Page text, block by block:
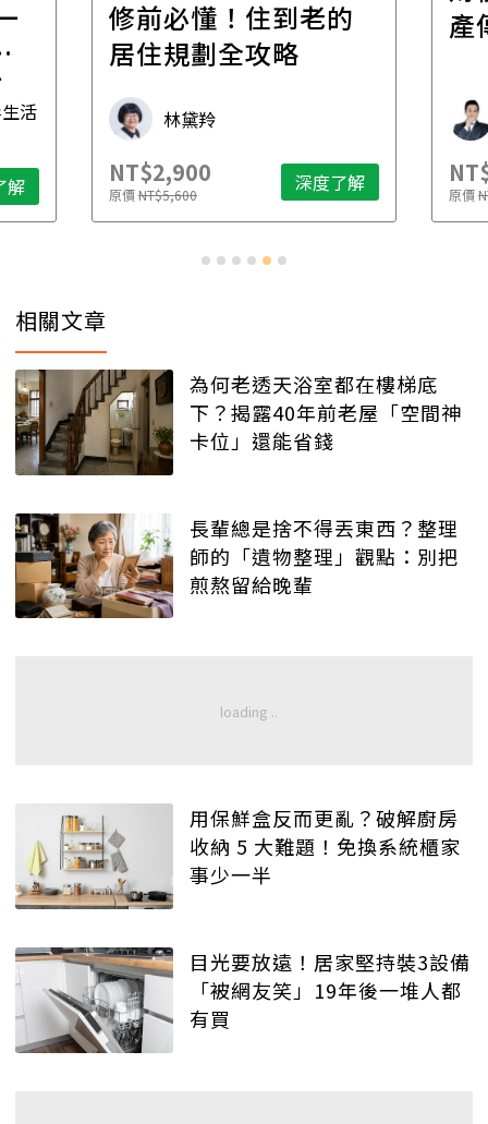
活
解
修前必懂！住到老的
居住規劃全攻略
林黛羚
NT$2,900
原價NT$5,600 深度了解
產
原價
相關文章
為何老透天浴室都在樓梯底
下？揭露40年前老屋「空間神
卡位」還能省錢
長輩總是捨不得丟東西？整理
師的「遺物整理」觀點：別把
煎熬留給晚輩
用保鮮盒反而更亂？破解廚房
收納 5 大難題！免換系統櫃家
事少一半
目光要放遠！居家堅持裝3設備
「被網友笑」19年後一堆人都
有買